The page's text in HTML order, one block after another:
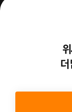
Venture Enterprise
더